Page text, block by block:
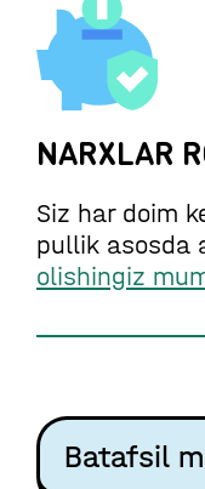
NARXLAR
Siz har doim
pullik asosda
olishingiz
Batafsil